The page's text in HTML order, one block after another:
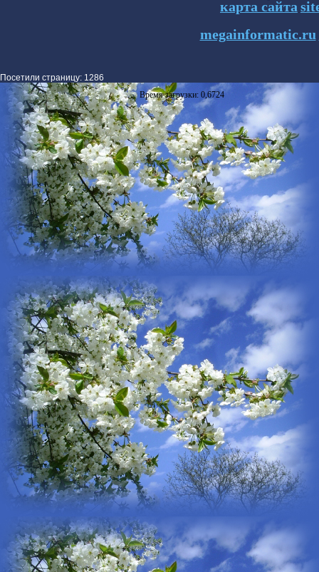
карта сайта
megainformatic.ru
Посетили страницу: 1286
Время загрузки: 0,6724